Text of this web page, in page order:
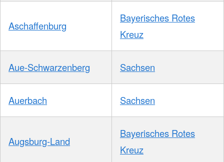
Aschaffenburg
Bayerisches Rotes
Kreuz
Aue-Schwarzenberg Sachsen
Auerbach Sachsen
Augsburg-Land
Bayerisches Rotes
Kreuz